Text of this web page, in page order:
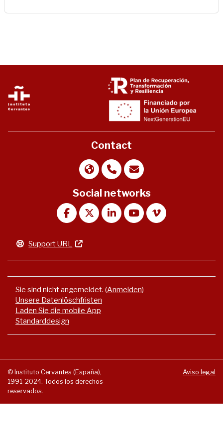
Contact
Social networks
Support URL
Sie sind nicht angemeldet. (Anmelden)
Unsere Datenlöschfristen
Laden Sie die mobile App
Standarddesign
© Instituto Cervantes (España),
1991-2024. Todos los derechos
reservados.
Aviso legal